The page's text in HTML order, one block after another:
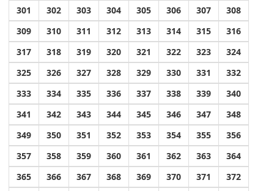
301
302 303 304 305 306 307
308
309
310 311 312 313 314 315
316
317
318 319 320 321 322 323
324
325
326 327 328 329 330 331
332
333
334 335 336 337 338 339
340
341
342 343 344 345 346 347
348
349
350 351 352 353 354 355
356
357
358 359 360 361 362 363
364
365
366 367 368 369 370 371
372